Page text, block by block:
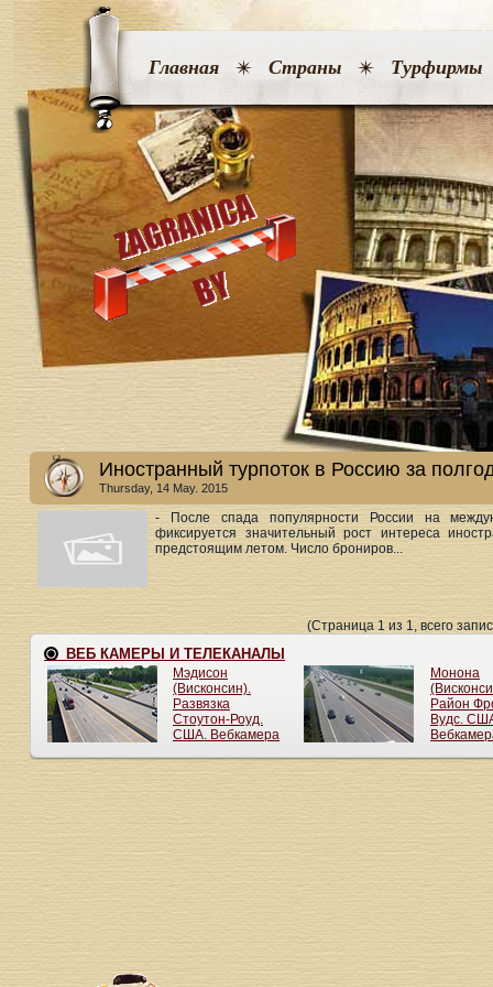
Главная Страны Турфирмы
Иностранный турпоток в Россию за
Thursday, 14 May. 2015
- После спада популярности России на
фиксируется значительный рост интереса
предстоящим летом. Число брониров...
(Страница 1 из 1, всего